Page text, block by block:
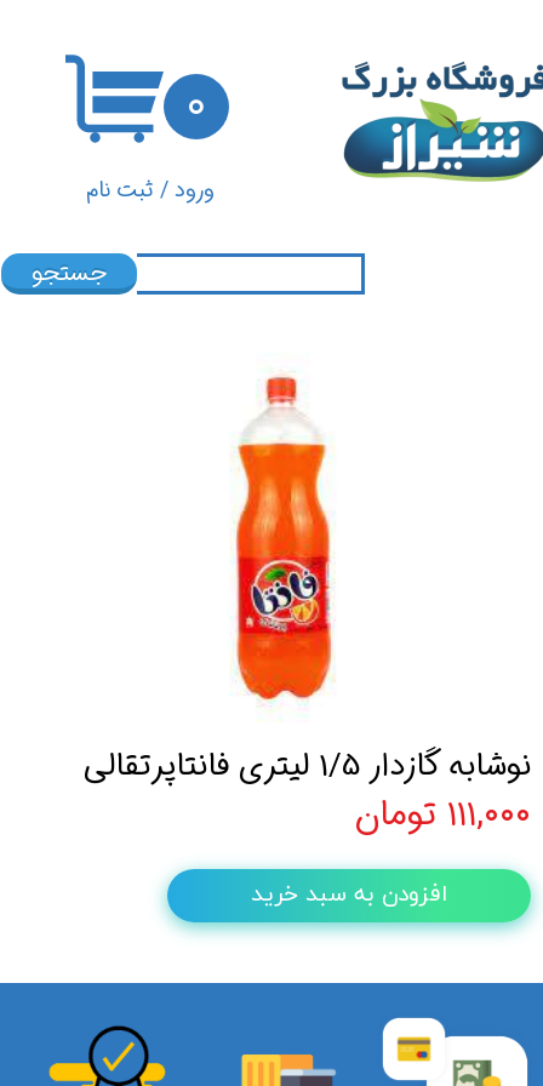
ورود/ ثبت نام
تغییر گذر واژه
سفارشات
۰
جستجو
نوشابه گازدار 1/5 لیتری فانتاپرتقالی
۱۱۱,۰۰۰ تومان
افزودن به سبد خرید